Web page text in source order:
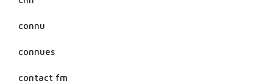
connu
connues
contact fm